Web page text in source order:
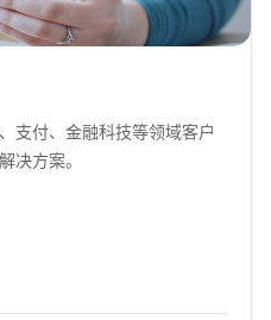
支付、金融科技等领域客户
决方案。